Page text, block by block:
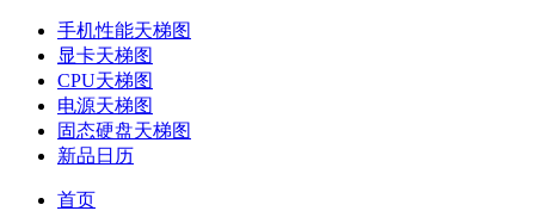
手机性能天梯图
显卡天梯图
CPU天梯图
电源天梯图
固态硬盘天梯图
新品日历
首页